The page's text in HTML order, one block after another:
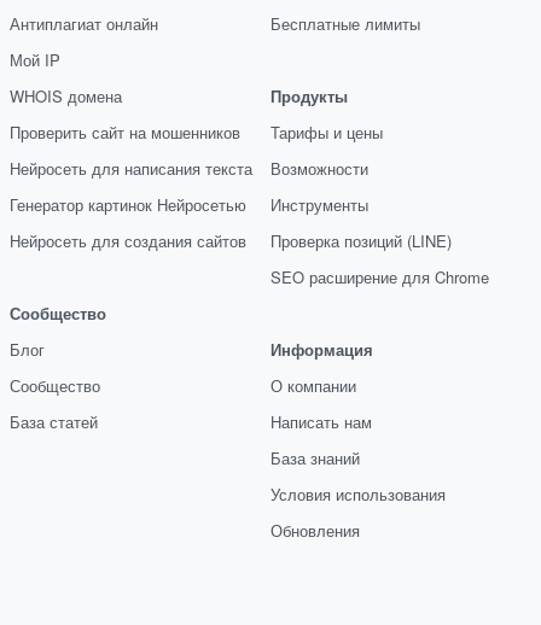
Антиплагиат онлайн
Мой IP
WHOIS домена
Проверить сайт на мошенников
Нейросеть для написания текста
Генератор картинок Нейросетью
Нейросеть для создания сайтов
Сообщество
Блог
Сообщество
База статей
Бесплатные лимиты
Продукты
Тарифы и цены
Возможности
Инструменты
Проверка позиций (LINE)
SEO расширение для Chrome
Информация
О компании
Написать нам
База знаний
Условия использования
Обновления